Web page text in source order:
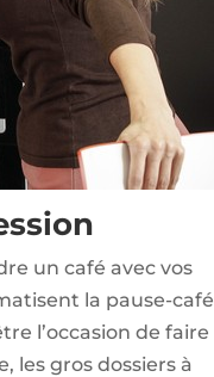
un café avec vos
la pause-
l’occasion de faire
les gros dossiers à